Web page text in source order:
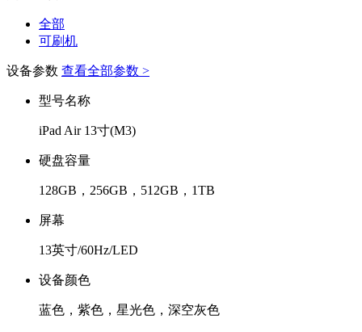
全部
可刷机
设备参数 查看全部参数 >
型号名称
iPad Air 13寸(M3)
硬盘容量
128GB，256GB，512GB，1TB
屏幕
13英寸/60Hz/LED
设备颜色
蓝色，紫色，星光色，深空灰色